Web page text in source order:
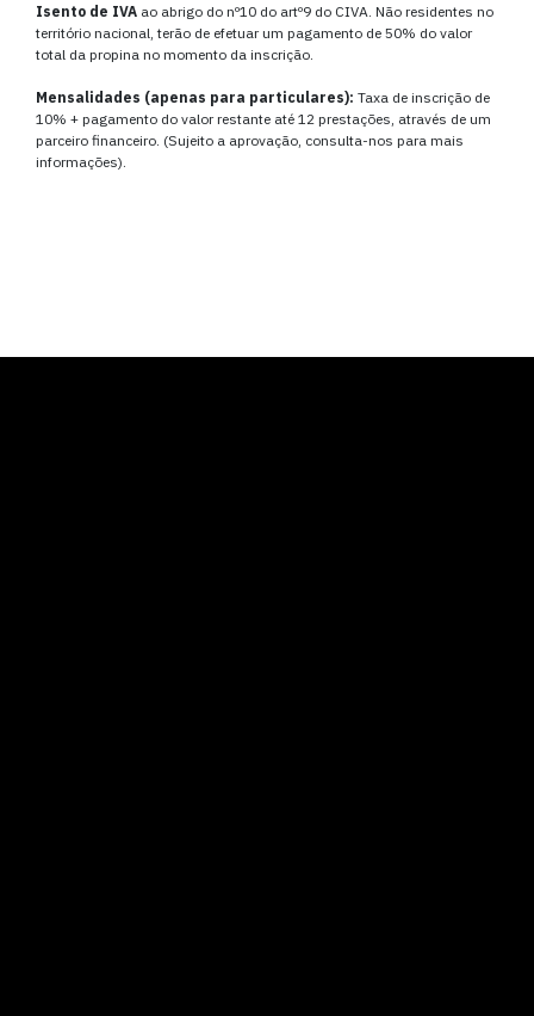
Isento de IVA ao abrigo do nº10 do artº9 do CIVA. Não residentes no
território nacional, terão de efetuar um pagamento de 50% do valor
total da propina no momento da inscrição.
Mensalidades (apenas para particulares): Taxa de inscrição de
10% + pagamento do valor restante até 12 prestações, através de um
parceiro financeiro. (Sujeito a aprovação, consulta-nos para mais
informações).